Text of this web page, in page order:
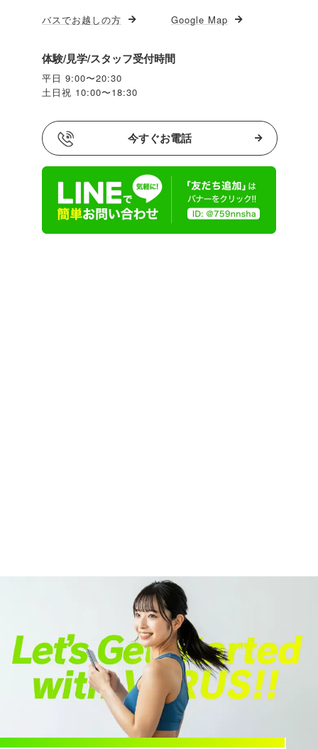
バスでお越しの方 Google Map
体験/見学/スタッフ受付時間
平日 9:00〜20:30
土日祝 10:00〜18:30
今すぐお電話